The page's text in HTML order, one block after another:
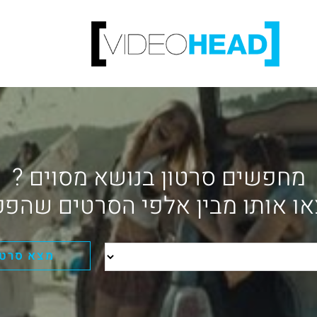
מחפשים סרטון בנושא מסוים ?
אותו מבין אלפי הסרטים